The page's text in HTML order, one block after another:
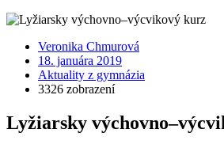
Veronika Chmurová
18. januára 2019
Aktuality z gymnázia
3326 zobrazení
Lyžiarsky